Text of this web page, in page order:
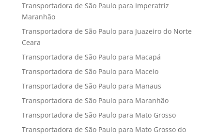
Transportadora de São Paulo para Imperatriz
Maranhão
Transportadora de São Paulo para Juazeiro do Norte
Ceara
Transportadora de São Paulo para Macapá
Transportadora de São Paulo para Maceio
Transportadora de São Paulo para Manaus
Transportadora de São Paulo para Maranhão
Transportadora de São Paulo para Mato Grosso
Transportadora de São Paulo para Mato Grosso do